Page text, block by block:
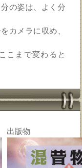
の姿は、よく分
カメラに収め、
こまで変わると
出版物